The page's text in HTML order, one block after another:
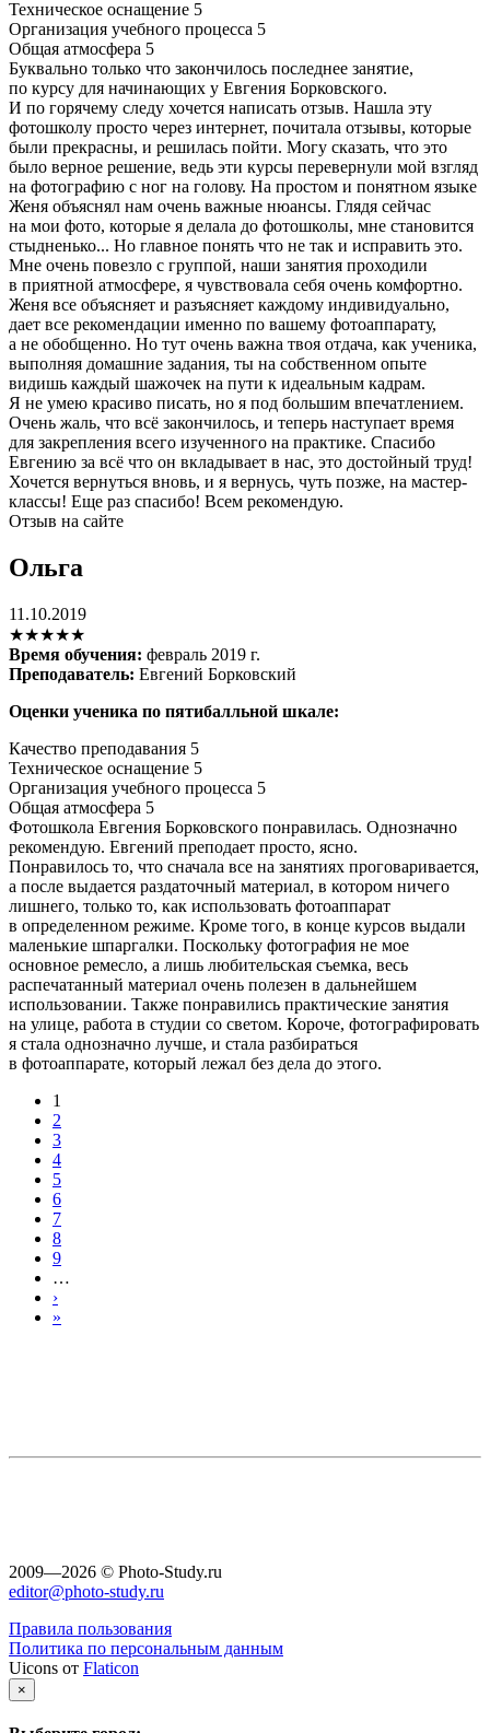
Техническое оснащение 5
Организация учебного процесса 5
Общая атмосфера 5
Буквально только что закончилось последнее занятие,
по курсу для начинающих у Евгения Борковского.
И по горячему следу хочется написать отзыв. Нашла эту
фотошколу просто через интернет, почитала отзывы, которые
были прекрасны, и решилась пойти. Могу сказать, что это
было верное решение, ведь эти курсы перевернули мой взгляд
на фотографию с ног на голову. На простом и понятном языке
Женя объяснял нам очень важные нюансы. Глядя сейчас
на мои фото, которые я делала до фотошколы, мне становится
стыдненько... Но главное понять что не так и исправить это.
Мне очень повезло с группой, наши занятия проходили
в приятной атмосфере, я чувствовала себя очень комфортно.
Женя все объясняет и разъясняет каждому индивидуально,
дает все рекомендации именно по вашему фотоаппарату,
а не обобщенно. Но тут очень важна твоя отдача, как ученика,
выполняя домашние задания, ты на собственном опыте
видишь каждый шажочек на пути к идеальным кадрам.
Я не умею красиво писать, но я под большим впечатлением.
Очень жаль, что всё закончилось, и теперь наступает время
для закрепления всего изученного на практике. Спасибо
Евгению за всё что он вкладывает в нас, это достойный труд!
Хочется вернуться вновь, и я вернусь, чуть позже, на мастер-
классы! Еще раз спасибо! Всем рекомендую.
Отзыв на сайте
Ольга
11.10.2019
★★★★★
Время обучения: февраль 2019 г.
Преподаватель: Евгений Борковский
Оценки ученика по пятибалльной шкале:
Качество преподавания 5
Техническое оснащение 5
Организация учебного процесса 5
Общая атмосфера 5
Фотошкола Евгения Борковского понравилась. Однозначно
рекомендую. Евгений преподает просто, ясно.
Понравилось то, что сначала все на занятиях проговаривается,
а после выдается раздаточный материал, в котором ничего
лишнего, только то, как использовать фотоаппарат
в определенном режиме. Кроме того, в конце курсов выдали
маленькие шпаргалки. Поскольку фотография не мое
основное ремесло, а лишь любительская съемка, весь
распечатанный материал очень полезен в дальнейшем
использовании. Также понравились практические занятия
на улице, работа в студии со светом. Короче, фотографировать
я стала однозначно лучше, и стала разбираться
в фотоаппарате, который лежал без дела до этого.
1
2
3
4
5
6
7
8
9
…
›
»
2009—2026 © Photo-Study.ru
editor@photo-study.ru
Правила пользования
Политика по персональным данным
Uicons от Flaticon
×